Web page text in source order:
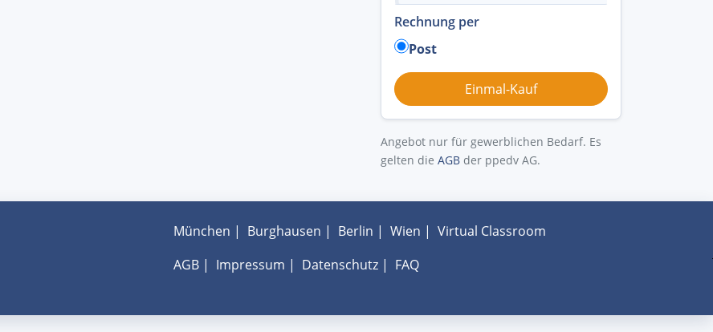
Rechnung per
Post
Angebot nur für gewerblichen Bedarf. Es
gelten die AGB der ppedv AG.
München | Burghausen | Berlin | Wien | Virtual Classroom
AGB| Impressum | Datenschutz| FAQ